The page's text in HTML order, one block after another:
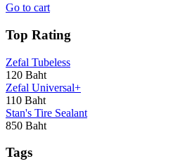
Go to cart
Top Rating
Zefal Tubeless
120 Baht
Zefal Universal+
110 Baht
Stan's Tire Sealant
850 Baht
Tags